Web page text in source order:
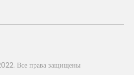
Все права защищены